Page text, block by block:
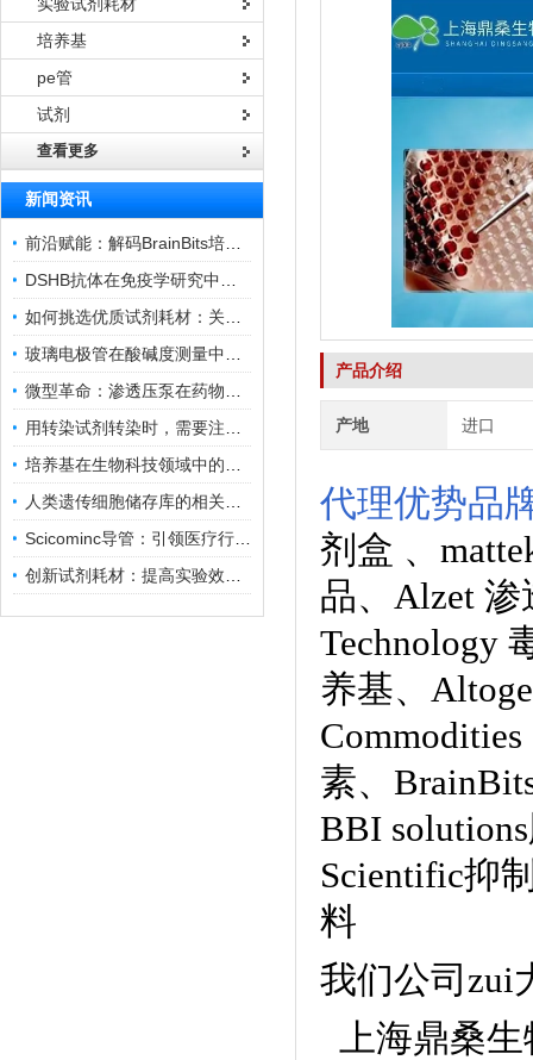
培养基
pe管
试剂
查看更多
新闻资讯
产品介绍
产地 进口
代理优势品
剂盒 、
品、 Alzet 渗
Technology
养基、
素、
BBI solutions
Scientific抑
料
我们公司zui
上海鼎桑